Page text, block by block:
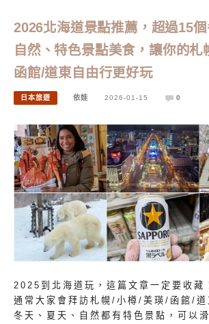
2026北海道景點推薦，超過15個
自然、特色景點美食，讓你的札
函館/道東自由行更好玩
日本旅遊 依娃 2026-01-15 0
2025到北海道玩，這篇文章一定要收藏
通常大家會拜訪札幌/小樽/美瑛/函館/道
冬天、夏天、自然都有特色景點，可以